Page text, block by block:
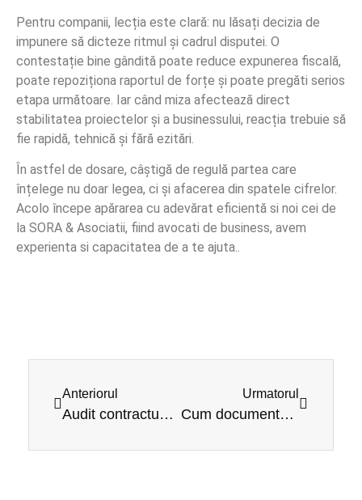
Pentru companii, lecția este clară: nu lăsați decizia de
impunere să dicteze ritmul și cadrul disputei. O
contestație bine gândită poate reduce expunerea fiscală,
poate repoziționa raportul de forțe și poate pregăti serios
etapa următoare. Iar când miza afectează direct
stabilitatea proiectelor și a businessului, reacția trebuie să
fie rapidă, tehnică și fără ezitări.
În astfel de dosare, câștigă de regulă partea care
înțelege nu doar legea, ci și afacerea din spatele cifrelor.
Acolo începe apărarea cu adevărat eficientă si noi cei de
la SORA & Asociatii, fiind avocati de business, avem
experienta si capacitatea de a te ajuta..
Anteriorul
Audit contractual proiecte construcții
Urmatorul
Cum documentezi modificări de lucrări corect